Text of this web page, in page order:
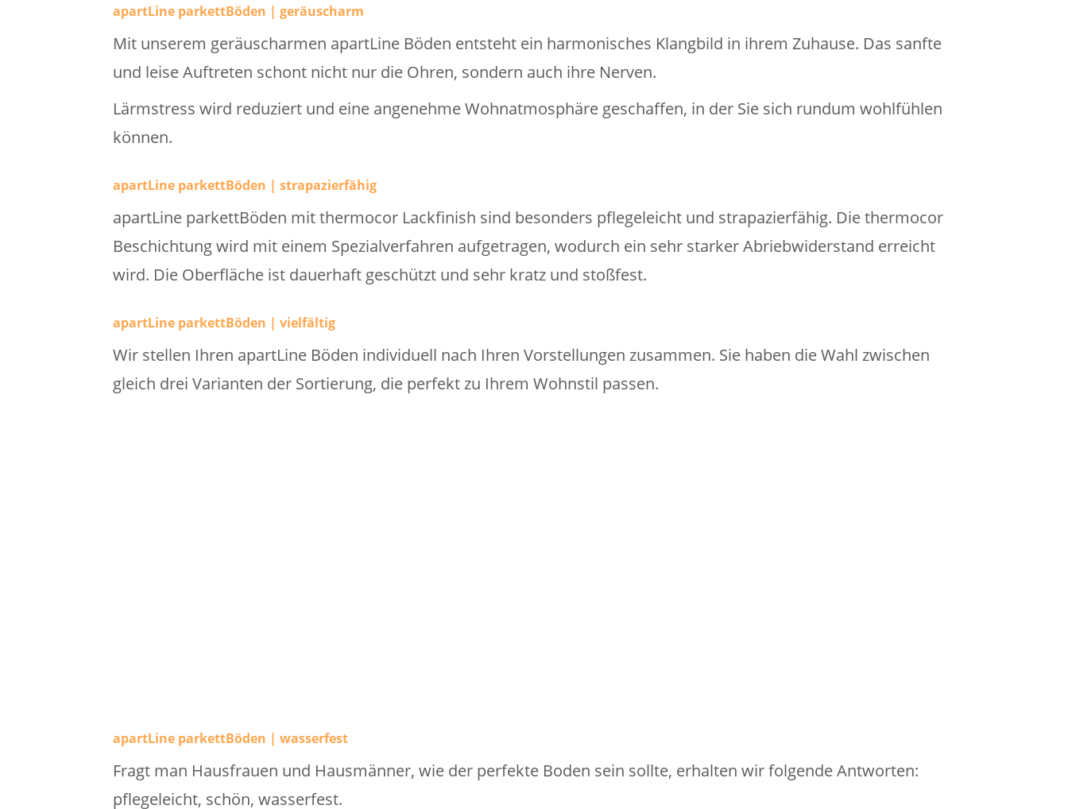
apartLine parkettBöden | geräuscharm
Mit unserem geräuscharmen apartLine Böden entsteht ein harmonisches Klangbild in ihrem Zuhause. Das sanfte
und leise Auftreten schont nicht nur die Ohren, sondern auch ihre Nerven.
Lärmstress wird reduziert und eine angenehme Wohnatmosphäre geschaffen, in der Sie sich rundum wohlfühlen
können.
apartLine parkettBöden | strapazierfähig
apartLine parkettBöden mit thermocor Lackfinish sind besonders pflegeleicht und strapazierfähig. Die thermocor
Beschichtung wird mit einem Spezialverfahren aufgetragen, wodurch ein sehr starker Abriebwiderstand erreicht
wird. Die Oberfläche ist dauerhaft geschützt und sehr kratz und stoßfest.
apartLine parkettBöden | vielfältig
Wir stellen Ihren apartLine Böden individuell nach Ihren Vorstellungen zusammen. Sie haben die Wahl zwischen
gleich drei Varianten der Sortierung, die perfekt zu Ihrem Wohnstil passen.
apartLine parkettBöden | wasserfest
Fragt man Hausfrauen und Hausmänner, wie der perfekte Boden sein sollte, erhalten wir folgende Antworten:
pflegeleicht, schön, wasserfest.